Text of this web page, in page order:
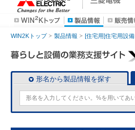
WIN2Kトップ 製品情報 [住宅用]住宅用設備
形名から製品情報を探す